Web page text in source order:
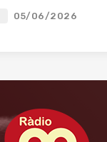
05/06/2026